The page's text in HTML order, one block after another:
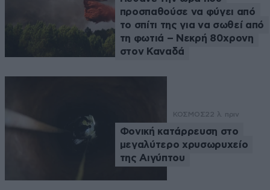
προσπαθούσε να φύγει από
το σπίτι της για να σωθεί από
τη φωτιά – Νεκρή 80χρονη
στον Καναδά
ΚΟΣΜΟΣ22 λ. πριν
Φονική κατάρρευση στο
μεγαλύτερο χρυσωρυχείο
της Αιγύπτου